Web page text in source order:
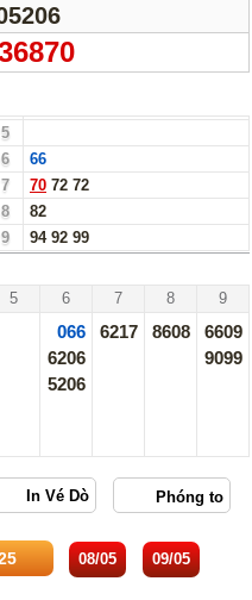
5
6
66
7 70 72 72
8
82
9 94 92 99
5 6 7 8 9
066
6206
5206
6217 8608
6609
9099
08/05 09/05